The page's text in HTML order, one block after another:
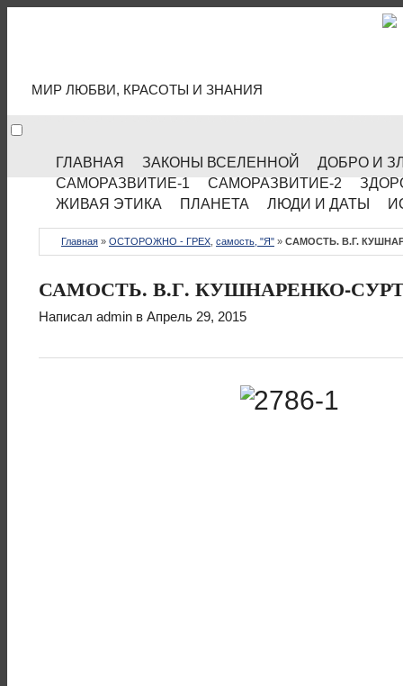
МИР ЛЮБВИ, КРАСОТЫ И ЗНАНИЯ
ГЛАВНАЯ ЗАКОНЫ ВСЕЛЕННОЙ
ДОБРО И
САМОРАЗВИТИЕ-1
САМОРАЗВИТИЕ-2
ЖИВАЯ ЭТИКА
ПЛАНЕТА ЛЮДИ И ДАТЫ
Главная » ОСТОРОЖНО - ГРЕХ самость, "Я" » САМОСТЬ. В.Г.
САМОСТЬ. В.Г. КУШНАРЕНКО-
Написал admin в Апрель 29, 2015